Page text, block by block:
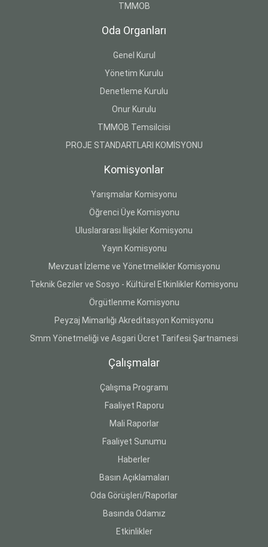
TMMOB
Oda Organları
Genel Kurul
Yönetim Kurulu
Denetleme Kurulu
Onur Kurulu
TMMOB Temsilcisi
PROJE STANDARTLARI KOMİSYONU
Komisyonlar
Yarışmalar Komisyonu
Öğrenci Üye Komisyonu
Uluslararası İlişkiler Komisyonu
Yayın Komisyonu
Mevzuat İzleme ve Yönetmelikler Komisyonu
Teknik Geziler ve Sosyo - Kültürel Etkinlikler Komisyonu
Örgütlenme Komisyonu
Peyzaj Mimarlığı Akreditasyon Komisyonu
Smm Yönetmeliği ve Asgari Ücret Tarifesi Şartnamesi
Çalışmalar
Çalışma Programı
Faaliyet Raporu
Mali Raporlar
Faaliyet Sunumu
Haberler
Basın Açıklamaları
Oda Görüşleri/Raporlar
Basında Odamız
Etkinlikler